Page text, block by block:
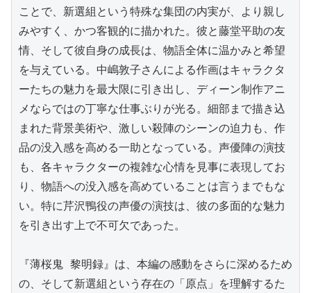
ことで、新選組という特殊な集団の内実が、より親し
みやすく、かつ客観的に描かれた。彼と藤堂平助の友
情、そして彼自身の成長は、物語全体に温かみと希望
を与えている。中嶋敦子さんによる作画はキャラクタ
ーたちの魅力を最大限に引き出し、ディーン制作アニ
メならではの丁寧な仕事ぶりが光る。細部まで描き込
まれた背景美術や、激しい殺陣のシーンの迫力も、作
品の没入感を高める一助となっている。声優陣の演技
も、各キャラクターの複雑な心情を見事に表現してお
り、物語への没入感を高めていることは言うまでもな
い。特に芹沢鴨役の声優の演技は、彼の多面的な魅力
を引き出す上で不可欠であった。
『薄桜鬼 黎明録』は、本編の感動をさらに深めるため
の、そして新選組という存在の「原点」を理解するた